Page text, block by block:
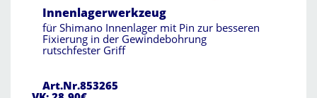
Innenlagerwerkzeug
für Shimano Innenlager mit Pin zur besseren
Fixierung in der Gewindebohrung
rutschfester Griff
Art.Nr.853265